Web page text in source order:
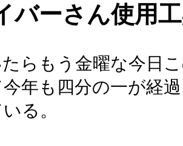
バーさん使用
らもう金曜な今日
年も四分の一が経
る。